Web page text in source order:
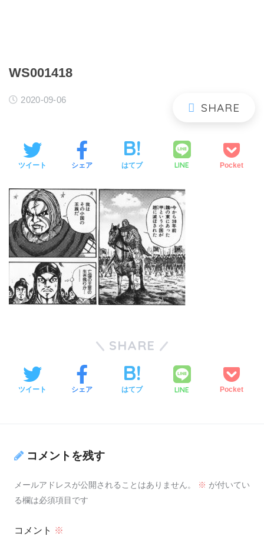
WS001418
2020-09-06
ツイート シェア はてブ LINE Pocket
SHARE
ツイート シェア はてブ LINE Pocket
コメントを残す
メールアドレスが公開されることはありません。 ※ が付いてい
る欄は必須項目です
コメント ※